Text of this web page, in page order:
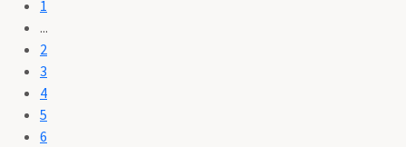
1
...
2
3
4
5
6